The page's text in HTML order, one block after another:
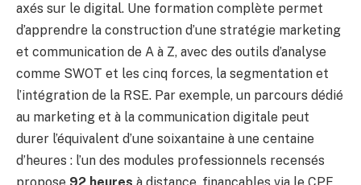
axés sur le digital. Une formation complète permet
d’apprendre la construction d’une stratégie marketing
et communication de A à Z, avec des outils d’analyse
comme SWOT et les cinq forces, la segmentation et
l’intégration de la RSE. Par exemple, un parcours dédié
au marketing et à la communication digitale peut
durer l’équivalent d’une soixantaine à une centaine
d’heures : l’un des modules professionnels recensés